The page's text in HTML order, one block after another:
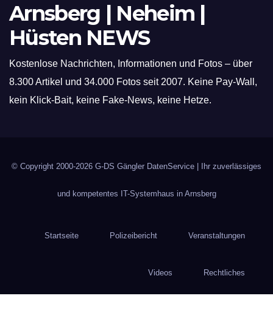
Arnsberg | Neheim |
Hüsten NEWS
Kostenlose Nachrichten, Informationen und Fotos – über
8.300 Artikel und 34.000 Fotos seit 2007. Keine Pay-Wall,
kein Klick-Bait, keine Fake-News, keine Hetze.
© Copyright 2000-2026 G-DS Gängler DatenService | Ihr zuverlässiges
und kompetentes IT-Systemhaus in Arnsberg
Startseite Polizeibericht Veranstaltungen
Videos Rechtliches